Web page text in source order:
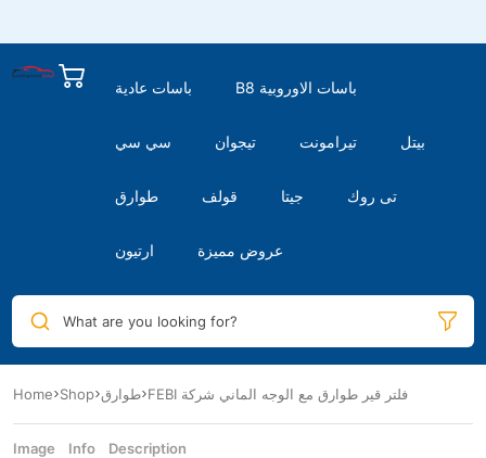
باسات عادية B8 باسات الاوروبية
سي سي تيجوان تيرامونت بيتل
طوارق قولف جيتا تى روك
ارتيون عروض مميزة
What are you looking for?
Home Shop طوارق FEBI فلتر قير طوارق مع الوجه الماني شركة
Image Info Description